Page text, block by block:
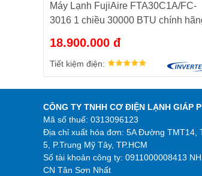
Máy Lạnh FujiAire FTA30C1A/FC-
3016 1 chiều 30000 BTU chính
18.900.000 đ
Tiết kiệm điện:
CÔNG TY TNHH CƠ ĐIỆN LẠNH GIÁP
Mã số thuế: 0313096123
Địa chỉ xuất hóa đơn: 5A Đường TMT14,
5, P.Trung Mỹ Tây, TP.HCM
Số tài khoản công ty: 0911000008413
CN Tân Sơn Nhất